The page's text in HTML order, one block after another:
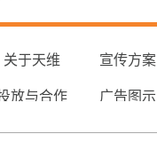
关于天维 宣传方案
放与合作 广告图示